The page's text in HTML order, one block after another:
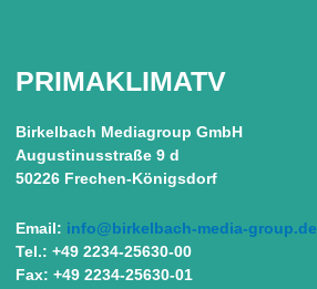
PRIMAKLIMATV
Birkelbach Mediagroup GmbH
Augustinusstraße 9 d
50226 Frechen-Königsdorf
Email: info@birkelbach-media-group.de
Tel.: +49 2234-25630-00
Fax: +49 2234-25630-01